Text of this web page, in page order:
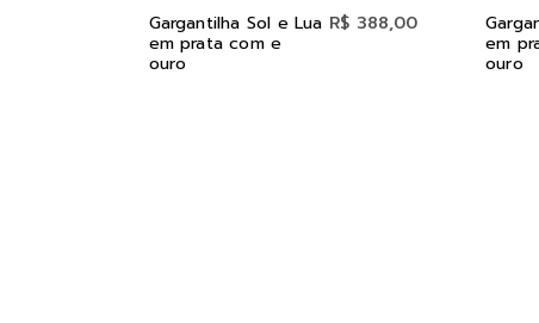
Gargantilha Sol e Lua
em prata com e
ouro
R$ 388,00
em
ouro